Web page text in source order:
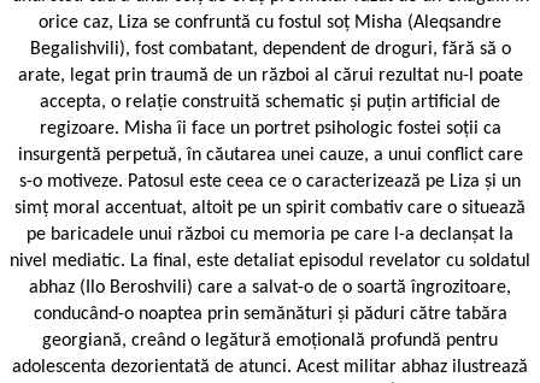
orice caz, Liza se confruntă cu fostul soț Misha (Aleqsandre
Begalishvili), fost combatant, dependent de droguri, fără să o
arate, legat prin traumă de un război al cărui rezultat nu-l poate
accepta, o relație construită schematic și puțin artificial de
regizoare. Misha îi face un portret psihologic fostei soții ca
insurgentă perpetuă, în căutarea unei cauze, a unui conflict care
s-o motiveze. Patosul este ceea ce o caracterizează pe Liza și un
simț moral accentuat, altoit pe un spirit combativ care o situează
pe baricadele unui război cu memoria pe care l-a declanșat la
nivel mediatic. La final, este detaliat episodul revelator cu soldatul
abhaz (Ilo Beroshvili) care a salvat-o de o soartă îngrozitoare,
conducând-o noaptea prin semănături și păduri către tabăra
georgiană, creând o legătură emoțională profundă pentru
adolescenta dezorientată de atunci. Acest militar abhaz ilustrează